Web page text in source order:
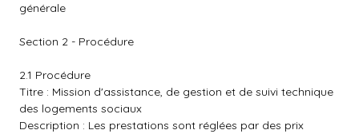
générale
Section 2 - Procédure
2.1 Procédure
Titre : Mission d'assistance, de gestion et de suivi technique
des logements sociaux
Description : Les prestations sont réglées par des prix